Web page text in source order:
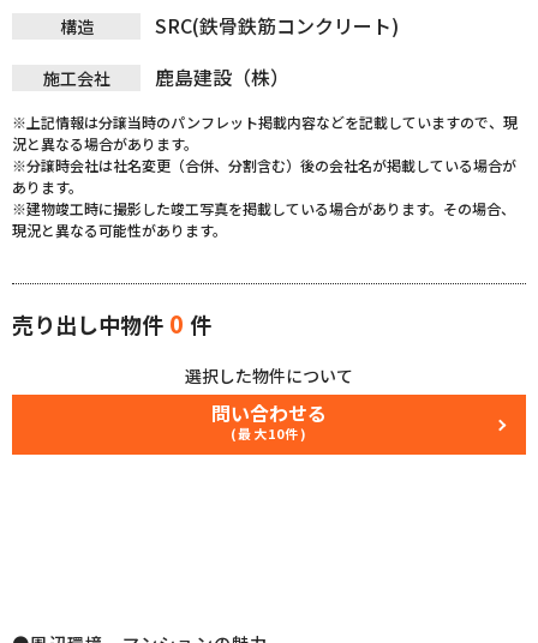
構造 SRC(鉄骨鉄筋コンクリート)
施工会社 鹿島建設（株）
※上記情報は分譲当時のパンフレット掲載内容などを記載していますので、現
況と異なる場合があります。
※分譲時会社は社名変更（合併、分割含む）後の会社名が掲載している場合が
あります。
※建物竣工時に撮影した竣工写真を掲載している場合があります。その場合、
現況と異なる可能性があります。
売り出し中物件 0 件
選択した物件について
問い合わせる
(最大10件)